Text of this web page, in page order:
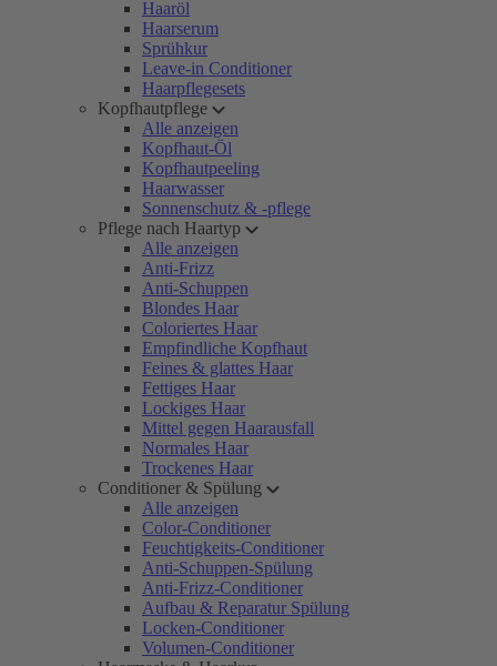
Haaröl
Haarserum
Sprühkur
Leave-in Conditioner
Haarpflegesets
Kopfhautpflege
Alle anzeigen
Kopfhaut-Öl
Kopfhautpeeling
Haarwasser
Sonnenschutz & -pflege
Pflege nach Haartyp
Alle anzeigen
Anti-Frizz
Anti-Schuppen
Blondes Haar
Coloriertes Haar
Empfindliche Kopfhaut
Feines & glattes Haar
Fettiges Haar
Lockiges Haar
Mittel gegen Haarausfall
Normales Haar
Trockenes Haar
Conditioner & Spülung
Alle anzeigen
Color-Conditioner
Feuchtigkeits-Conditioner
Anti-Schuppen-Spülung
Anti-Frizz-Conditioner
Aufbau & Reparatur Spülung
Locken-Conditioner
Volumen-Conditioner